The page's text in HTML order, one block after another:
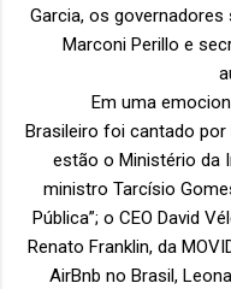
Garcia, os
Marconi Perillo e
Em uma
Brasileiro foi cantado por
estão o Ministério da
ministro Tarcísio
Pública”; o CEO David
Renato Franklin, da
AirBnb no Brasil,